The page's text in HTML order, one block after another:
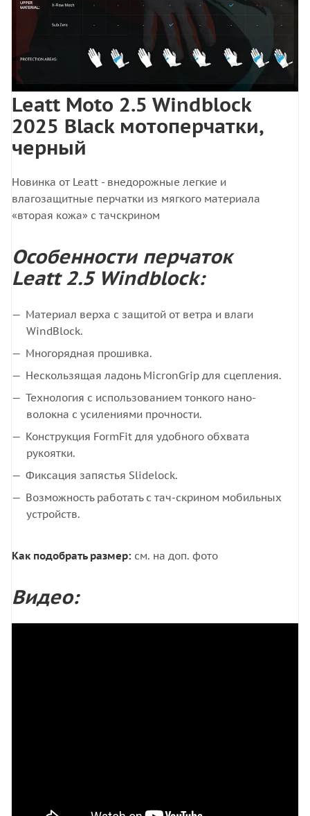
Leatt Moto 2.5 Windblock
2025 Black мотоперчатки,
черный
Новинка от Leatt - внедорожные легкие и
влагозащитные перчатки из мягкого материала
«вторая кожа» с тачскрином
Особенности перчаток
Leatt 2.5 Windblock:
Материал верха с защитой от ветра и влаги
WindBlock.
Многорядная прошивка.
Нескользящая ладонь MicronGrip для сцепления.
Технология с использованием тонкого нано-
волокна с усилениями прочности.
Конструкция FormFit для удобного обхвата
рукоятки.
Фиксация запястья Slidelock.
Возможность работать с тач-скрином мобильных
устройств.
Как подобрать размер: см. на доп. фото
Видео: